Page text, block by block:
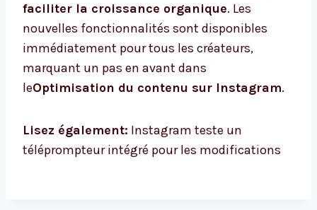
faciliter la croissance organique. Les
nouvelles fonctionnalités sont disponibles
immédiatement pour tous les créateurs,
marquant un pas en avant dans
leOptimisation du contenu sur Instagram.
Lisez également: Instagram teste un
téléprompteur intégré pour les modifications